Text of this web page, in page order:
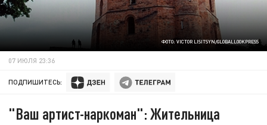
ФОТО: VICTOR LISITSYN/GLOBALLOOKPRESS
07 ИЮЛЯ 23:36
ПОДПИШИТЕСЬ:
"Ваш артист-наркоман": Жительница